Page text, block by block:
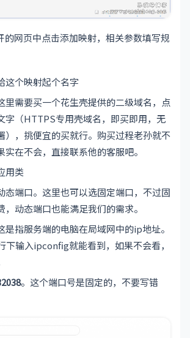
的网页中点击添加映射，相关参数填写规
这个映射起个名字
里需要买一个花生壳提供的二级域名，点
字（HTTPS专用壳域名，即买即用，无
），挑便宜的买就行。购买过程老孙就不
实在不会，直接联系他的客服吧。
用类
态端口。这里也可以选固定端口，不过固
，动态端口也能满足我们的需求。
是指服务端的电脑在局域网中的ip地址。
下输入ipconfig就能看到，如果不会看，
。这个端口号是固定的，不要写错